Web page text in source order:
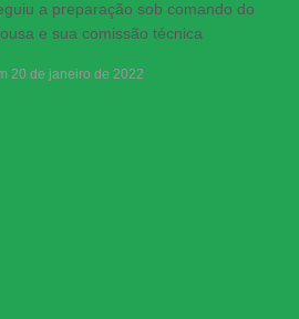
a preparação sob comando do
e sua comissão técnica
20 de janeiro de 2022